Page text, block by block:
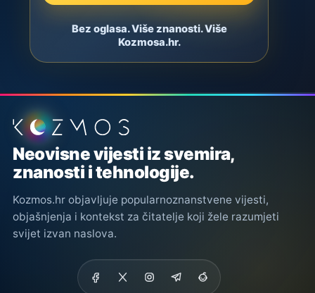
Bez oglasa. Više znanosti. Više
Kozmosa.hr.
Podnožje stranice
Neovisne vijesti iz svemira,
znanosti i tehnologije.
Kozmos.hr objavljuje popularnoznanstvene vijesti,
objašnjenja i kontekst za čitatelje koji žele razumjeti
svijet izvan naslova.